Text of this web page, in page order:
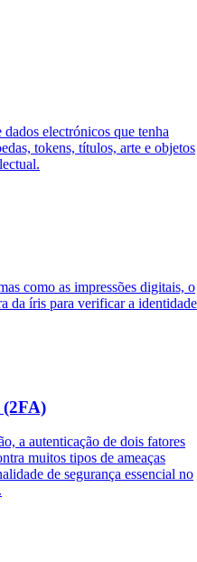
electrónicos que tenha
tokens, títulos, arte e objetos
como as impressões digitais, o
da íris para verificar a identidade
(2FA)
a autenticação de dois fatores
muitos tipos de ameaças
de segurança essencial no